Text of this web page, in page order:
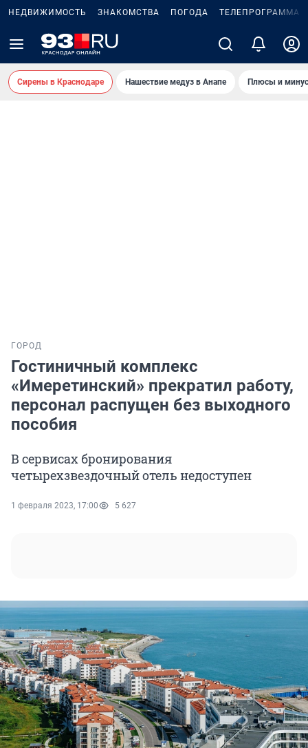
НЕДВИЖИМОСТЬ ЗНАКОМСТВА ПОГОДА ТЕЛЕПРОГРАММА
Сирены в Краснодаре Нашествие медуз в Анапе Плюсы и
ГОРОД
Гостиничный комплекс
«Имеретинский» прекратил работу,
персонал распущен без выходного
пособия
В сервисах бронирования
четырехзвездочный отель недоступен
1 февраля 2023, 17:00 5 627